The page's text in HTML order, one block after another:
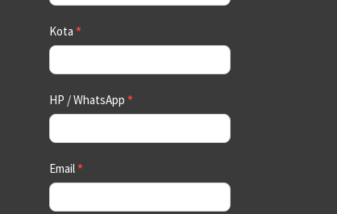
Kota *
HP / WhatsApp *
Email*